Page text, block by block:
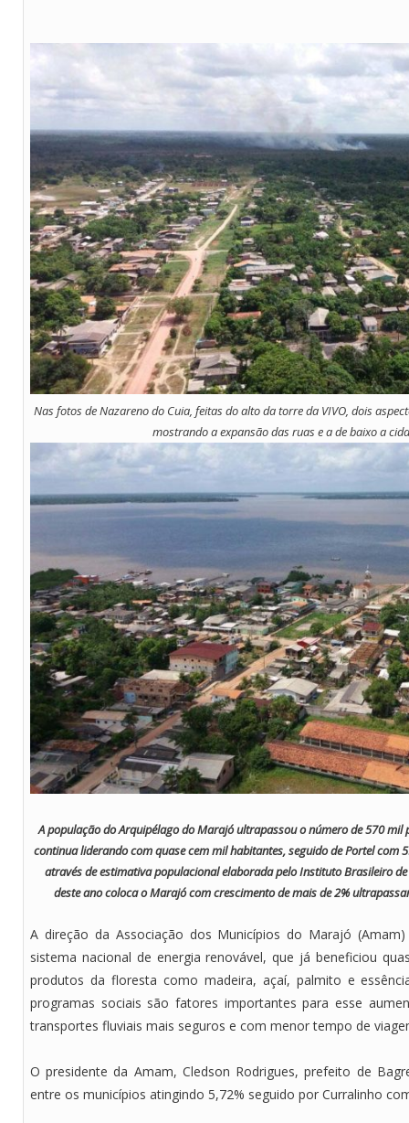
Nas fotos de Nazareno do Cuia, feitas do alto da torre da VIVO, dois
mostrando a expansão das ruas e a de baixo a
A população do Arquipélago do Marajó ultrapassou o número de 570
continua liderando com quase cem mil habitantes, seguido de Portel
através de estimativa populacional elaborada pelo Instituto Brasileiro
deste ano coloca o Marajó com crescimento de mais de 2%
A direção da Associação dos Municípios do Marajó
sistema nacional de energia renovável, que já beneficiou
produtos da floresta como madeira, açaí, palmito e
programas sociais são fatores importantes para esse
transportes fluviais mais seguros e com menor tempo de
O presidente da Amam, Cledson Rodrigues, prefeito de
entre os municípios atingindo 5,72% seguido por Curralinho